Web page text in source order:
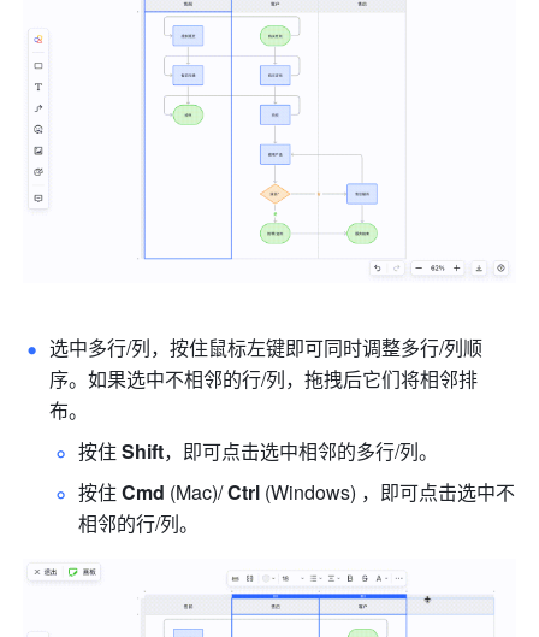
选中多行/列，按住鼠标左键即可同时调整多行/列顺
序。如果选中不相邻的行/列，拖拽后它们将相邻排
布。
按住 Shift，即可点击选中相邻的多行/列。
按住 Cmd (Mac)/ Ctrl (Windows) ，即可点击选中不
相邻的行/列。